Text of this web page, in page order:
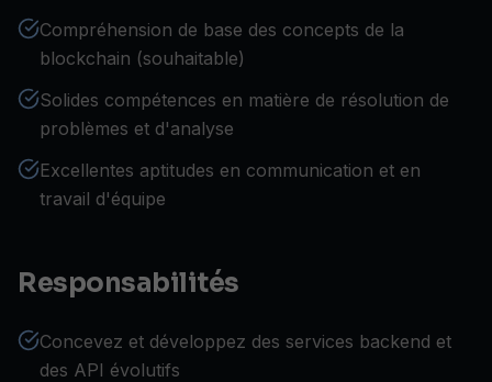
Compréhension de base des concepts de la
blockchain (souhaitable)
Solides compétences en matière de résolution de
problèmes et d'analyse
Excellentes aptitudes en communication et en
travail d'équipe
Responsabilités
Concevez et développez des services backend et
des API évolutifs